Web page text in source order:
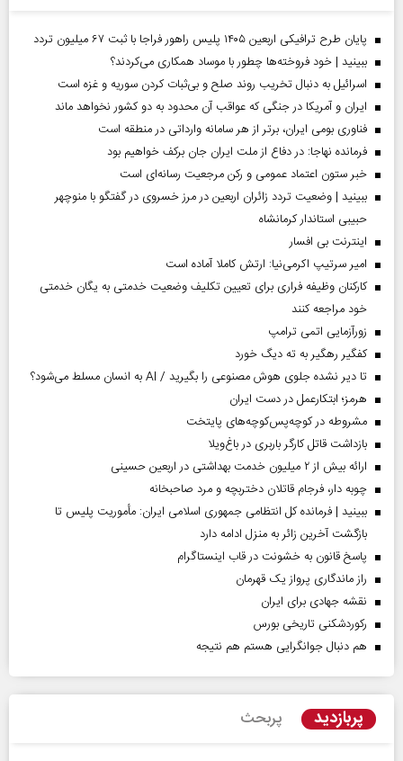
پایان طرح ترافیکی اربعین ۱۴۰۵ پلیس راهور فراجا با ثبت ۶۷ میلیون تردد
ببینید | خود فروخته‌ها چطور با موساد همکاری می‌کردند؟
اسرائیل به دنبال تخریب روند صلح و بی‌ثبات کردن سوریه و غزه است
ایران و آمریکا در جنگی که عواقب آن محدود به دو کشور نخواهد ماند
فناوری بومی ایران، برتر از هر سامانه وارداتی در منطقه است
فرمانده نهاجا: در دفاع از ملت ایران جان برکف خواهیم بود
خبر ستون اعتماد عمومی و رکن مرجعیت رسانه‌ای است
ببینید | وضعیت تردد زائران اربعین در مرز خسروی در گفتگو با منوچهر
حبیبی استاندار کرمانشاه
اینترنت بی افسار
امیر سرتیپ اکرمی‌نیا: ارتش کاملا آماده است
کارکنان وظیفه فراری برای تعیین تکلیف وضعیت خدمتی به یگان خدمتی
خود مراجعه کنند
زورآزمایی اتمی ترامپ
کفگیر رهگیر به ته دیگ خورد
تا دیر نشده جلوی هوش مصنوعی را بگیرید / AI به انسان مسلط می‌شود؟
هرمز؛ ابتکارعمل در دست ایران
مشروطه در کوچه‌پس‌کوچه‌های پایتخت
بازداشت قاتل کارگر باربری در باغ‌ویلا
ارائه بیش از ۲ میلیون خدمت بهداشتی در اربعین حسینی
چوبه دار، فرجام قاتلان دختربچه و مرد صاحبخانه
ببینید | فرمانده کل انتظامی جمهوری اسلامی ایران­: مأموریت پلیس تا
بازگشت آخرین زائر به منزل ادامه دارد
پاسخ قانون به خشونت در قاب اینستاگرام
راز ماندگاری پرواز یک قهرمان
نقشه جهادی برای ایران
رکوردشکنی تاریخی بورس
هم دنبال جوانگرایی هستم هم نتیجه
پربازدید پربحث